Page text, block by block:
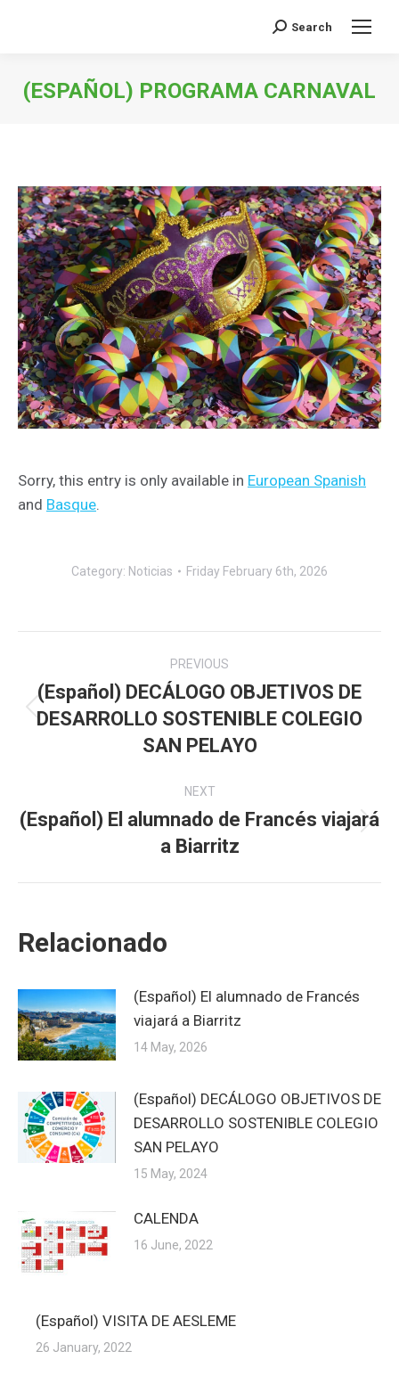
Search:
Search
(ESPAÑOL) PROGRAMA CARNAVAL
Sorry, this entry is only available in European Spanish
and Basque.
Category: Noticias Friday February 6th, 2026
navigation
PREVIOUS
Previous
post:
(Español) DECÁLOGO OBJETIVOS DE
DESARROLLO SOSTENIBLE COLEGIO
SAN PELAYO
NEXT
Next
post:
(Español) El alumnado de Francés viajará
a Biarritz
Relacionado
(Español) El alumnado de Francés
viajará a Biarritz
14 May, 2026
(Español) DECÁLOGO OBJETIVOS DE
DESARROLLO SOSTENIBLE COLEGIO
SAN PELAYO
15 May, 2024
CALENDA
16 June, 2022
(Español) VISITA DE AESLEME
26 January, 2022